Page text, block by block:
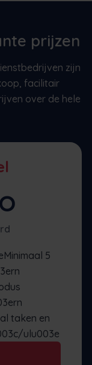
prijzen
zijn
facilitair
over de hele
5
taken en
ulu003e